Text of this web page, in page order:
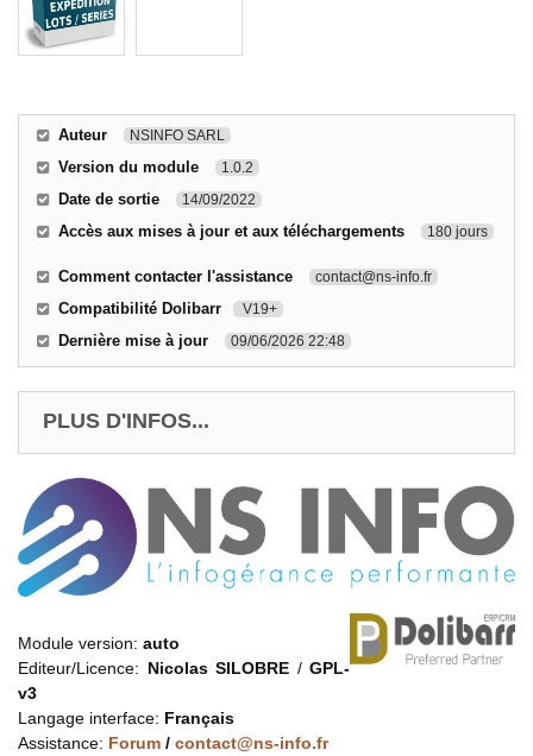
Auteur NSINFO SARL
Version du module 1.0.2
Date de sortie 14/09/2022
Accès aux mises à jour et aux téléchargements 180 jours
Comment contacter l'assistance contact@ns-info.fr
Compatibilité Dolibarr V19+
Dernière mise à jour 09/06/2026 22:48
PLUS D'INFOS...
Module version: auto
Editeur/Licence: Nicolas SILOBRE / GPL-
v3
Langage interface: Français
Assistance: Forum / contact@ns-info.fr